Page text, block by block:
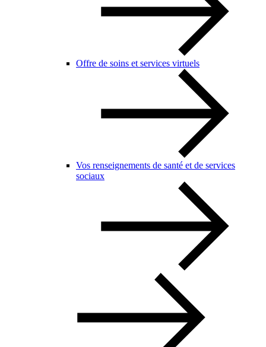
Offre de soins et services virtuels
Vos renseignements de santé et de services
sociaux